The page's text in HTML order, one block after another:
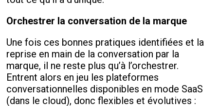
Orchestrer la conversation de la marque
Une fois ces bonnes pratiques identifiées et la
reprise en main de la conversation par la
marque, il ne reste plus qu’à l’orchestrer.
Entrent alors en jeu les plateformes
conversationnelles disponibles en mode SaaS
(dans le cloud), donc flexibles et évolutives :